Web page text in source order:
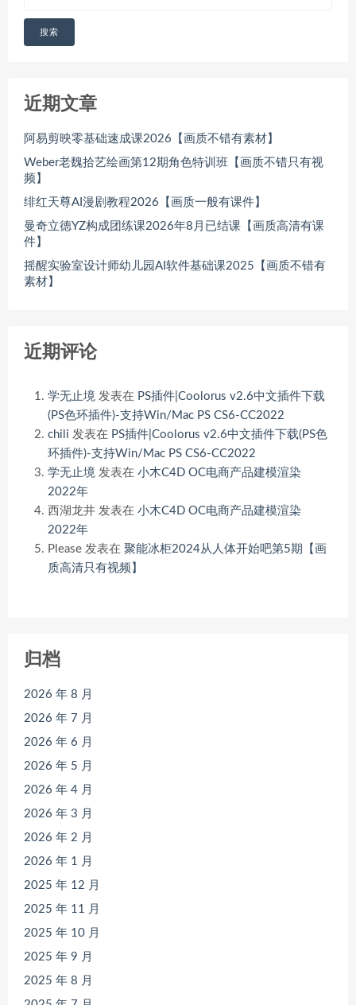
搜索
近期文章
阿易剪映零基础速成课2026【画质不错有素材】
Weber老魏拾艺绘画第12期角色特训班【画质不错只有视
频】
绯红天尊AI漫剧教程2026【画质一般有课件】
曼奇立德YZ构成团练课2026年8月已结课【画质高清有课
件】
摇醒实验室设计师幼儿园AI软件基础课2025【画质不错有
素材】
近期评论
学无止境 发表在 PS插件|Coolorus v2.6中文插件下载
(PS色环插件)-支持Win/Mac PS CS6-CC2022
chili 发表在 PS插件|Coolorus v2.6中文插件下载(PS色
环插件)-支持Win/Mac PS CS6-CC2022
学无止境 发表在 小木C4D OC电商产品建模渲染
2022年
西湖龙井 发表在 小木C4D OC电商产品建模渲染
2022年
Please 发表在 聚能冰柜2024从人体开始吧第5期【画
质高清只有视频】
归档
2026 年 8 月
2026 年 7 月
2026 年 6 月
2026 年 5 月
2026 年 4 月
2026 年 3 月
2026 年 2 月
2026 年 1 月
2025 年 12 月
2025 年 11 月
2025 年 10 月
2025 年 9 月
2025 年 8 月